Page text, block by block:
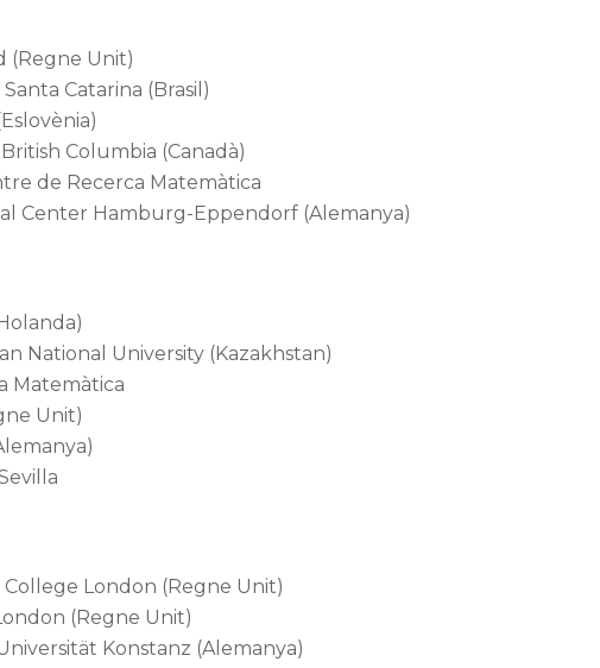
(Regne Unit)
Catarina (Brasil)
Columbia (Canadà)
de Recerca Matemàtica
Center Hamburg-Eppendorf (Alemanya)
National University (Kazakhstan)
Matemàtica
Unit)
College London (Regne Unit)
(Regne Unit)
Konstanz (Alemanya)